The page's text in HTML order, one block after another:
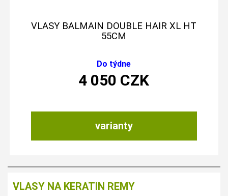
VLASY BALMAIN DOUBLE HAIR XL HT
55CM
Do týdne
varianty
4 050 CZK
VLASY NA KERATIN REMY